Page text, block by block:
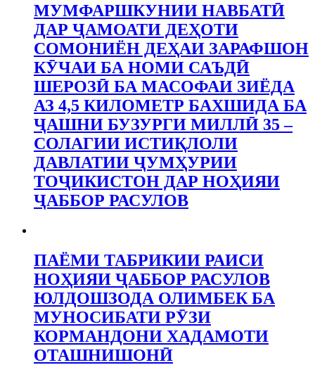
МУМФАРШКУНИИ НАВБАТӢ
ДАР ҶАМОАТИ ДЕҲОТИ
СОМОНИЁН ДЕҲАИ ЗАРАФШОН
КӮЧАИ БА НОМИ САЪДӢ
ШЕРОЗӢ БА МАСОФАИ ЗИЁДА
АЗ 4,5 КИЛОМЕТР БАХШИДА БА
ҶАШНИ БУЗУРГИ МИЛЛӢ 35 –
СОЛАГИИ ИСТИҚЛОЛИ
ДАВЛАТИИ ҶУМҲУРИИ
ТОҶИКИСТОН ДАР НОҲИЯИ
ҶАББОР РАСУЛОВ
ПАЁМИ ТАБРИКИИ РАИСИ
НОҲИЯИ ҶАББОР РАСУЛОВ
ЮЛДОШЗОДА ОЛИМБЕК БА
МУНОСИБАТИ РӮЗИ
КОРМАНДОНИ ХАДАМОТИ
ОТАШНИШОНӢ